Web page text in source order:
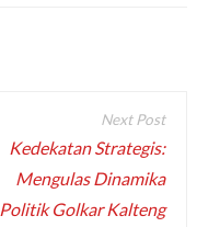
Kedekatan Strategis:
Mengulas Dinamika
Politik Golkar Kalteng